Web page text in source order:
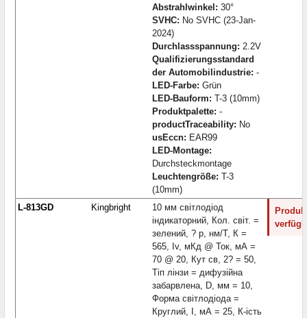
Abstrahlwinkel: 30°
SVHC: No SVHC (23-Jan-
2024)
Durchlassspannung: 2.2V
Qualifizierungsstandard
der Automobilindustrie: -
LED-Farbe: Grün
LED-Bauform: T-3 (10mm)
Produktpalette: -
productTraceability: No
usEccn: EAR99
LED-Montage:
Durchsteckmontage
Leuchtengröße: T-3
(10mm)
L-813GD Kingbright
10 мм світлодіод
індикаторний, Кол. світ. =
зелений, ? p, нм/Т, К =
565, Iv, мКд @ Ток, мА =
70 @ 20, Кут св, 2? = 50,
Тіп лінзи = дифузійна
забарвлена, D, мм = 10,
Форма світлодіода =
Круглий, I, мА = 25, К-ість